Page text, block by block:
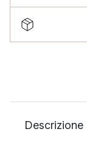
Descrizione